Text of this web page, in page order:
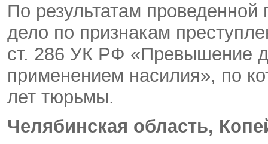
По результатам проведенной
дело по признакам
ст. 286 УК РФ «Превышение
применением насилия», по
лет тюрьмы.
Челябинская область,